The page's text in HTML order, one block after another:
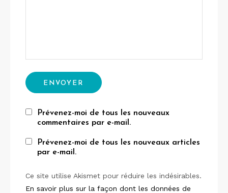
Prévenez-moi de tous les nouveaux
commentaires par e-mail.
Prévenez-moi de tous les nouveaux articles
par e-mail.
Ce site utilise Akismet pour réduire les indésirables.
En savoir plus sur la façon dont les données de